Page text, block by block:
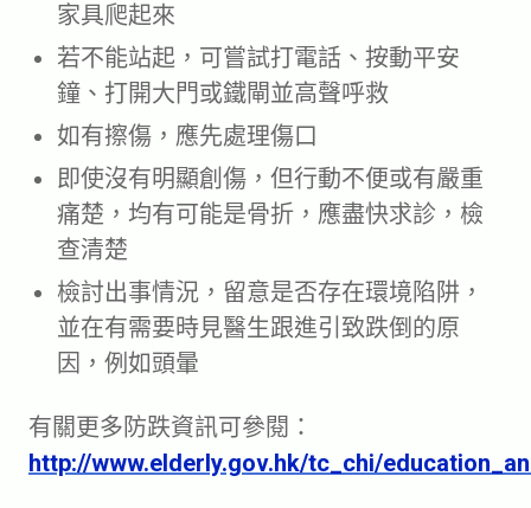
家具爬起來
若不能站起，可嘗試打電話、按動平安
鐘、打開大門或鐵閘並高聲呼救
如有擦傷，應先處理傷口
即使沒有明顯創傷，但行動不便或有嚴重
痛楚，均有可能是骨折，應盡快求診，檢
查清楚
檢討出事情況，留意是否存在環境陷阱，
並在有需要時見醫生跟進引致跌倒的原
因，例如頭暈
有關更多防跌資訊可參閱：
http://www.elderly.gov.hk/tc_chi/